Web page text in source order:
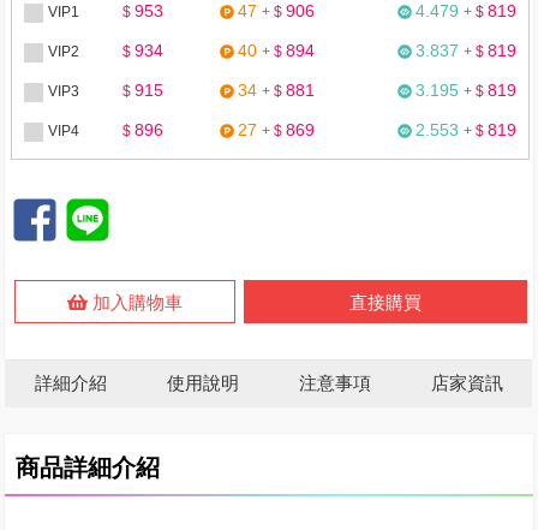
VIP1 $ 953 47 + $ 906 4.479 + $ 819
VIP2 $ 934 40 + $ 894 3.837 + $ 819
VIP3 $ 915 34 + $ 881 3.195 + $ 819
VIP4 $ 896 27 + $ 869 2.553 + $ 819
直接購買
加入購物車
詳細介紹 使用說明 注意事項 店家資訊
商品詳細介紹